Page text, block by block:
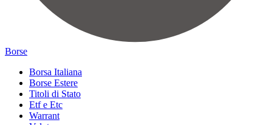
Borse
Borsa Italiana
Borse Estere
Titoli di Stato
Etf e Etc
Warrant